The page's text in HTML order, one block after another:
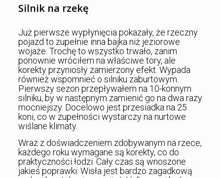
Silnik na rzekę
Już pierwsze wypłynięcia pokazały, że rzeczny
pojazd to zupełnie inna bajka niż jeziorowe
wojaże. Trochę to wszystko trwało, zanim
ponownie wróciłem na właściwe tory, ale
korekty przyniosły zamierzony efekt. Wypada
również wspomnieć o silniku zaburtowym.
Pierwszy sezon przepływałem na 10-konnym
silniku, by w następnym zamienić go na dwa razy
mocniejszy. Docelowo jest przesiadka na 25
koni, co w zupełności wystarczy na nurtowe
wiślane klimaty.
Wraz z doświadczeniem zdobywanym na rzece,
każdego roku wymagane są korekty, co do
praktyczności łodzi. Cały czas są wnoszone
jakieś poprawki. Wisła jest bardzo zagadkową